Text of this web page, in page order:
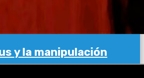
y la manipulación